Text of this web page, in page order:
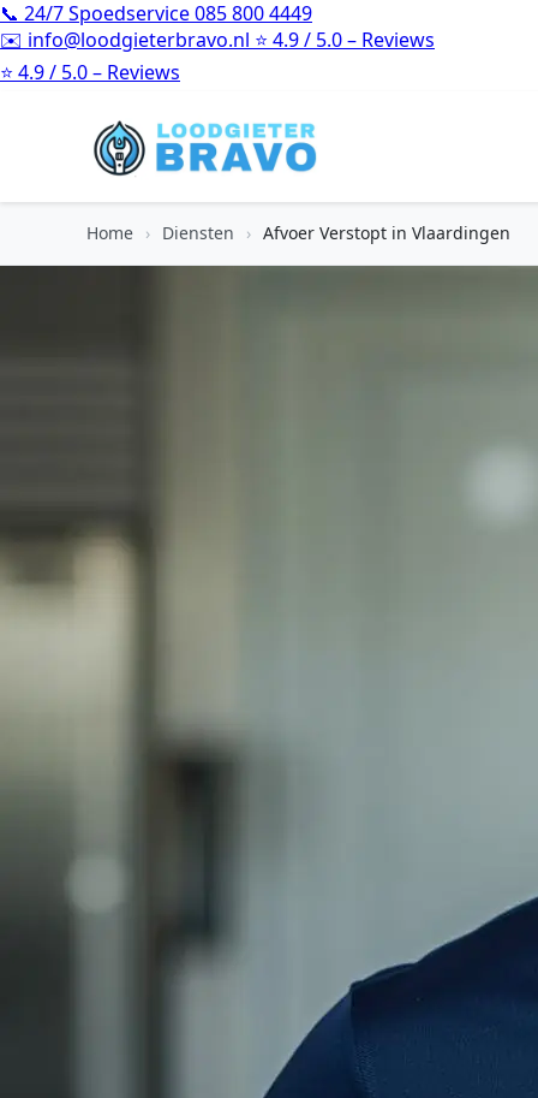
📞 24/7 Spoedservice085 800 4449
✉️ info@loodgieterbravo.nl ⭐ 4.9 / 5.0 – Reviews
⭐ 4.9 / 5.0 – Reviews
Home › Diensten › Afvoer Verstopt in Vlaardingen